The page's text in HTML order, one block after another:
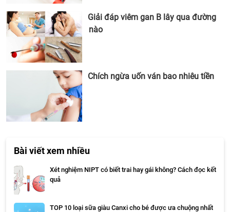
Giải đáp viêm gan B lây qua đường
nào
Chích ngừa uốn ván bao nhiêu tiền
Bài viết xem nhiều
Xét nghiệm NIPT có biết trai hay gái không? Cách đọc kết
quả
TOP 10 loại sữa giàu Canxi cho bé được ưa chuộng nhất